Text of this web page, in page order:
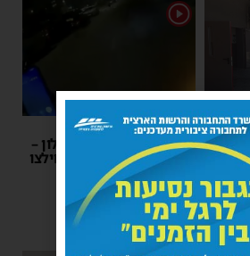
צפו
תינוק ננעל ברכב באשקלון –
המתנדבים האשדודים חילצו
אותו בשלום
משה קאהן |
11:53